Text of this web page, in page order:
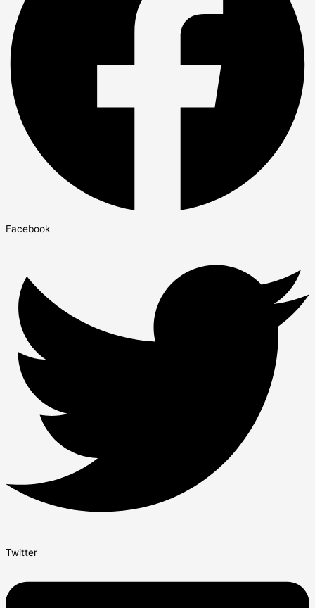
Facebook
Twitter